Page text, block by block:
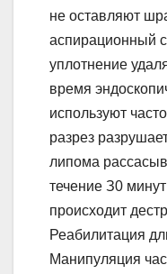
не оставляют
аспирационный
уплотнение
время
используют
разрез
липома
течение З0
происходит
Реабилитация
Манипуляция